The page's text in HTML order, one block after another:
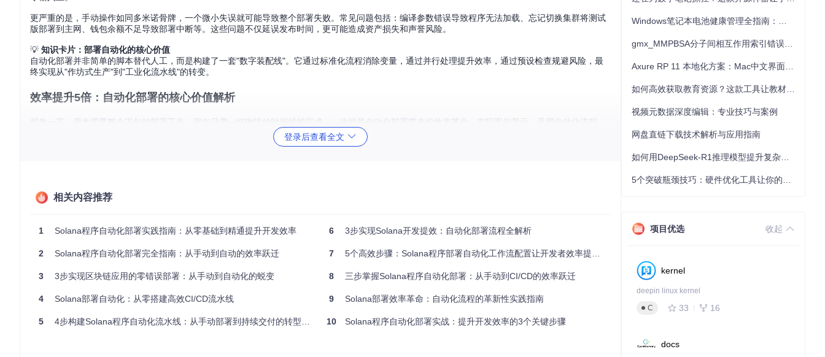
更严重的是，手动操作如同多米诺骨牌，一个微小失误就可能导致整个部署失败。常见问题包括：编译参数错误导致程序无法加载、忘记切换集群将测试
版部署到主网、钱包余额不足导致部署中断等。这些问题不仅延误发布时间，更可能造成资产损失和声誉风险。
💡 知识卡片：部署自动化的核心价值
自动化部署并非简单的脚本替代人工，而是构建了一套"数字装配线"。它通过标准化流程消除变量，通过并行处理提升效率，通过预设检查规避风险，最
终实现从"作坊式生产"到"工业化流水线"的转变。
效率提升5倍：自动化部署的核心价值解析
想象一下，原本需要整个下午的部署工作，现在只需一杯咖啡的时间就能完成——这就是自动化部署带来的效率革命。实际案例显示，采用自动化流程
后，Solana程序的部署频率从每周2-3次提升至每日10+次，同时将单次部署成本降低70%。
⚠️风险提示
4大核心工具解析：构建自动化部署的技术基石
Solana自动化部署生态就像精密的瑞士钟表，由多个核心组件协同工作。这些工具各有专攻，组合起来形成完整的部署流水线。
构建工具链 是自动化的起点，以cargo build-sbf 为核心，负责将Rust代码转化为Solana字节码。它如同工厂的"锻造车间"，将原材料（源代码）加工为
标准零件（可部署程序）。优化配置示例：
登录后查看全文
相关内容推荐
1 Solana程序自动化部署实践指南：从零基础到精通提升开发效率
2 Solana程序自动化部署完全指南：从手动到自动的效率跃迁
3 3步实现区块链应用的零错误部署：从手动到自动化的蜕变
4 Solana部署自动化：从零搭建高效CI/CD流水线
5 4步构建Solana程序自动化流水线：从手动部署到持续交付的转型指南
6 3步实现Solana开发提效：自动化部署流程全解析
7 5个高效步骤：Solana程序部署自动化工作流配置让开发者效率提升60%
8 三步掌握Solana程序自动化部署：从手动到CI/CD的效率跃迁
9 Solana部署效率革命：自动化流程的革新性实践指南
10 Solana程序自动化部署实战：提升开发效率的3个关键步骤
视频元数据深度编辑：专业技巧与案例
网盘直链下载技术解析与应用指南
项目优选 收起
kernel
deepin linux kernel
C
33 16
docs